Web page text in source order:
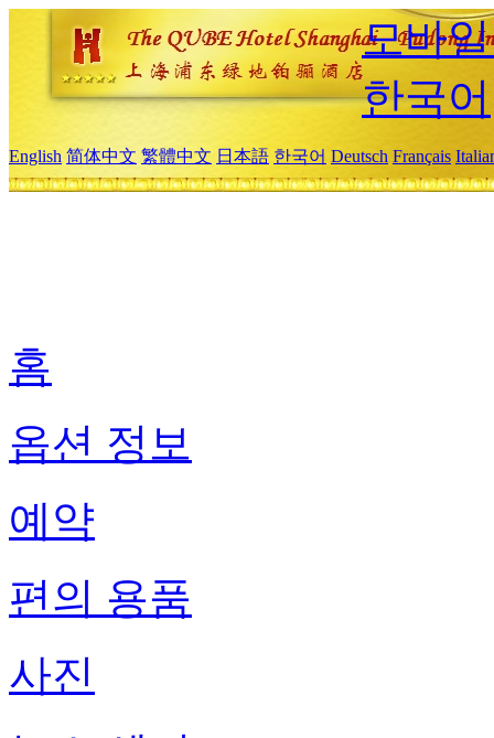
모바
한국어
English 简体中文 繁體中文 日本語 한국어 Deutsch Français
홈
옵션 정보
예약
편의 용품
사진